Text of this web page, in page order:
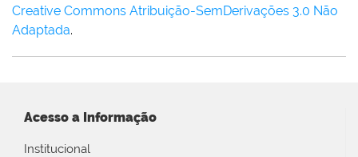
Creative Commons Atribuição-SemDerivações 3.0 Não
Adaptada.
Acesso a Informação
Institucional